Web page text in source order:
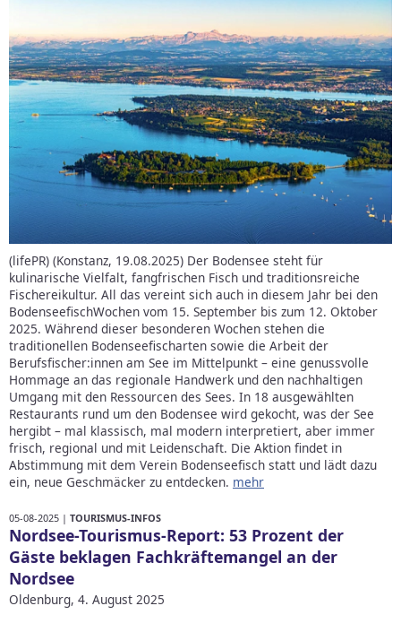
(lifePR) (Konstanz, 19.08.2025) Der Bodensee steht für
kulinarische Vielfalt, fangfrischen Fisch und traditionsreiche
Fischereikultur. All das vereint sich auch in diesem Jahr bei den
BodenseefischWochen vom 15. September bis zum 12. Oktober
2025. Während dieser besonderen Wochen stehen die
traditionellen Bodenseefischarten sowie die Arbeit der
Berufsfischer:innen am See im Mittelpunkt – eine genussvolle
Hommage an das regionale Handwerk und den nachhaltigen
Umgang mit den Ressourcen des Sees. In 18 ausgewählten
Restaurants rund um den Bodensee wird gekocht, was der See
hergibt – mal klassisch, mal modern interpretiert, aber immer
frisch, regional und mit Leidenschaft. Die Aktion findet in
Abstimmung mit dem Verein Bodenseefisch statt und lädt dazu
ein, neue Geschmäcker zu entdecken. mehr
05-08-2025 | TOURISMUS-INFOS
Nordsee-Tourismus-Report: 53 Prozent der
Gäste beklagen Fachkräftemangel an der
Nordsee
Oldenburg, 4. August 2025